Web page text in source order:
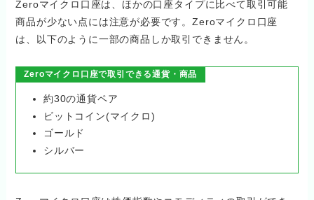
Zeroマイクロ口座は、ほかの口座タイプに比べて取引可能
商品が少ない点には注意が必要です。Zeroマイクロ口座
は、以下のように一部の商品しか取引できません。
Zeroマイクロ口座で取引できる通貨・商品
約30の通貨ペア
ビットコイン(マイクロ)
ゴールド
シルバー